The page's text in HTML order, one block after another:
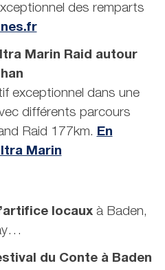
des remparts
Marin Raid autour
exceptionnel dans une
différents parcours
Raid 177km. En
Marin
locaux à Baden,
du Conte à Baden